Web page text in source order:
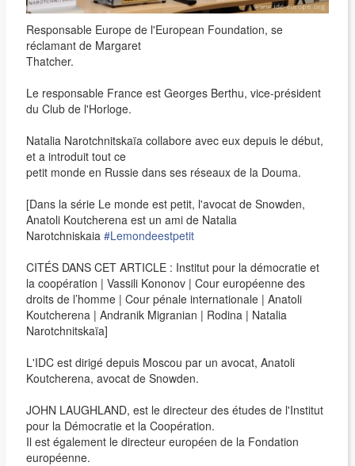
Responsable Europe de l'European Foundation, se
réclamant de Margaret
Thatcher.
Le responsable France est Georges Berthu, vice-président
du Club de l'Horloge.
Natalia Narotchnitskaïa collabore avec eux depuis le début,
et a introduit tout ce
petit monde en Russie dans ses réseaux de la Douma.
[Dans la série Le monde est petit, l'avocat de Snowden,
Anatoli Koutcherena est un ami de Natalia
Narotchniskaia #Lemondeestpetit
CITÉS DANS CET ARTICLE : Institut pour la démocratie et
la coopération | Vassili Kononov | Cour européenne des
droits de l’homme | Cour pénale internationale | Anatoli
Koutcherena | Andranik Migranian | Rodina | Natalia
Narotchnitskaïa]
L'IDC est dirigé depuis Moscou par un avocat, Anatoli
Koutcherena, avocat de Snowden.
JOHN LAUGHLAND, est le directeur des études de l'Institut
pour la Démocratie et la Coopération.
Il est également le directeur européen de la Fondation
européenne.